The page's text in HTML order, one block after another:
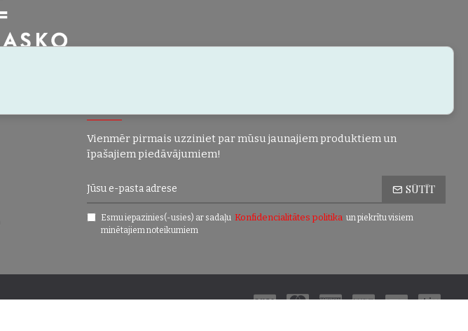
Vienmēr pirmais uzziniet par mūsu jaunajiem produktiem un
īpašajiem piedāvājumiem!
SŪTĪT
Esmu iepazinies(-usies) ar sadaļu Konfidencialitātes politika un piekrītu visiem
minētajiem noteikumiem